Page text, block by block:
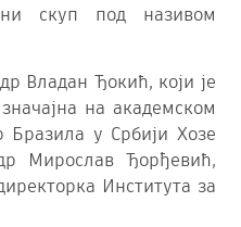
скуп под називом
Владан Ђокић, који је
на академском
Бразила у Србији Хозе
Мирослав Ђорђевић,
Института за